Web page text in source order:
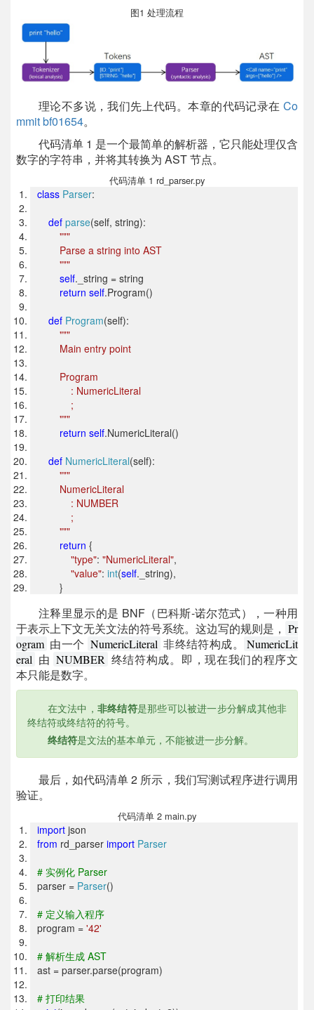
图1 处理流程
理论不多说，我们先上代码。本章的代码记录在 Co
mmit bf01654。
代码清单 1 是一个最简单的解析器，它只能处理仅含
数字的字符串，并将其转换为 AST 节点。
代码清单 1 rd_parser.py
class Parser:
def parse(self, string):
"""
Parse a string into AST
"""
self._string = string
return self.Program()
def Program(self):
"""
Main entry point
Program
: NumericLiteral
;
"""
return self.NumericLiteral()
def NumericLiteral(self):
"""
NumericLiteral
: NUMBER
;
"""
return {
"type": "NumericLiteral",
"value": int(self._string),
}
注释里显示的是 BNF（巴科斯-诺尔范式），一种用
于表示上下文无关文法的符号系统。这边写的规则是， Pr
ogram 由一个 NumericLiteral 非终结符构成。
NumericLit
eral 由 NUMBER 终结符构成。即，现在我们的程序文
本只能是数字。
在文法中， 非终结符是那些可以被进一步分解成其他非
终结符或终结符的符号。
终结符是文法的基本单元，不能被进一步分解。
最后，如代码清单 2 所示，我们写测试程序进行调用
验证。
代码清单 2 main.py
import json
from rd_parser import Parser
# 实例化 Parser
parser = Parser()
# 定义输入程序
program = '42'
# 解析生成 AST
ast = parser.parse(program)
# 打印结果